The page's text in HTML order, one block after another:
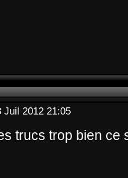
Juil 2012 21:05
trucs trop bien ce